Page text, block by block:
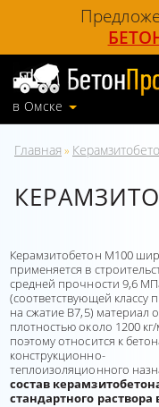
в Омске
Главная »
Керамзитобетон М100
применяется в
средней прочности 9,6
(соответствующей классу
на сжатие В7,5) материал
плотностью около 1200 кг/
поэтому относится к
конструкционно-
теплоизоляционного
состав
стандартного раствора